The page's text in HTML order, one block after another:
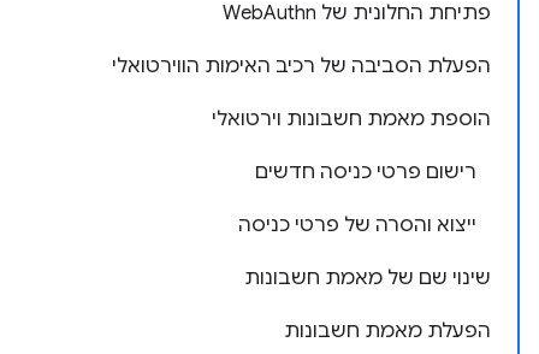
פתיחת החלונית של WebAuthn
הפעלת הסביבה של רכיב האימות הווירטואלי
הוספת מאמת חשבונות וירטואלי
רישום פרטי כניסה חדשים
ייצוא והסרה של פרטי כניסה
שינוי שם של מאמת חשבונות
הפעלת מאמת חשבונות